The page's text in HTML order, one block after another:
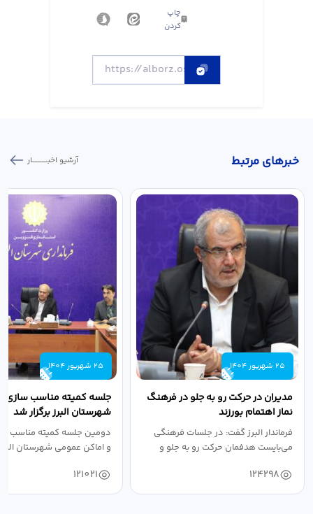
چاپ
کردن
خبر‌های مرتبط آرشیو اخبـــــــــــار
25 شهریور 1404
مدیران در حرکت رو به جلو در فرهنگ
نماز اهتمام بورزند
فرماندار البرز گفت: در جلسات فرهنگی
می‌بایست هدفمان حرکت رو به جلو و
124298
25 شهریور 1404
جلسه کمیته مناسب سازی
شهرستان البرز برگزار شد
دومین جلسه کمیته مناسب
و اماکن عمومی شهرستان
121021